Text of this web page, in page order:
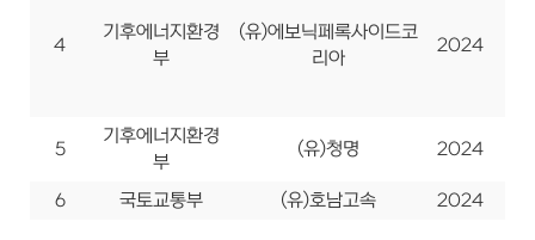
4
기후에너지환경
부
(유)에보닉페록사이드코
리아
2024
5
기후에너지환경
부
(유)청명 2024
6 국토교통부 (유)호남고속 2024